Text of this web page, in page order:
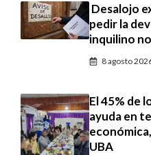
Desalojo
pedir la
inquilino
8 agosto
El 45% de
ayuda en
UBA